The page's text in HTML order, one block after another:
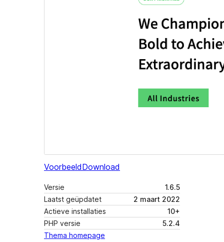
VoorbeeldDownload
Versie
1.6.5
Laatst geüpdatet
2 maart 2022
Actieve installaties
10+
PHP versie
5.2.4
Thema homepage